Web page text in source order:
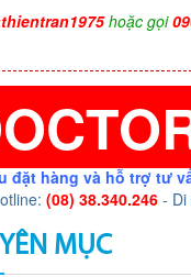
hoặc gọi
đặt hàng và hỗ trợ tư
(08) 38.340.246- Di
MỤC